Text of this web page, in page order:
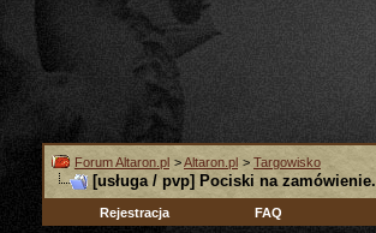
Forum Altaron.pl >Altaron.pl > Targowisko
[usługa / pvp] Pociski na zamówienie.
Rejestracja FAQ